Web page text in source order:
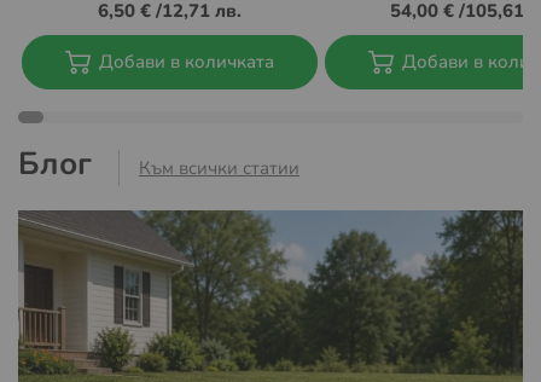
мухи, бълхи и кърлежи
6,50 €/12,71 лв.
Добави в количката
54,00 €/105,61
Добави в
Блог Към всички статии